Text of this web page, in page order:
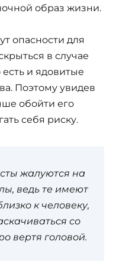
образ жизни.
опасности для
в случае
и ядовитые
Поэтому увидев
обойти его
себя риску.
жалуются на
ведь те имеют
к человеку,
со
вертя головой.